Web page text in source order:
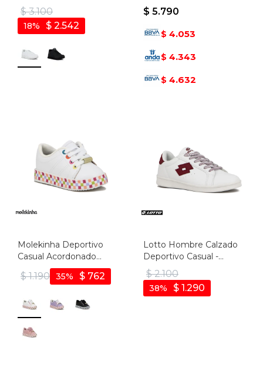
blanco
$ 3.100
$ 2.542
18
amarillo Fluo
$ 5.790
$ 4.053
$ 4.343
$ 4.632
Molekinha Deportivo
Casual Acordonado
Cuadrados - Blanco
$ 1.190 $ 762
35
Lotto Hombre Calzado
Deportivo Casual -
White/red - Blanco-rojo
$ 2.100
$ 1.290
38